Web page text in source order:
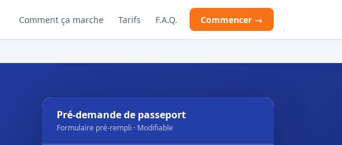
Comment ça marche Tarifs F.A.Q. Commencer →
Pré-demande de passeport
Formulaire pré-rempli · Modifiable